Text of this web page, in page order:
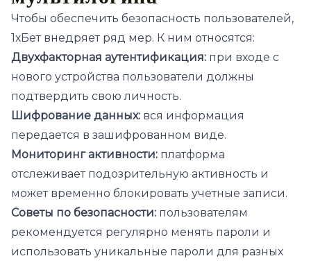
Чтобы обеспечить безопасность пользователей,
1хБет внедряет ряд мер. К ним относятся:
Двухфакторная аутентификация: при входе с
нового устройства пользователи должны
подтвердить свою личность.
Шифрование данных: вся информация
передается в зашифрованном виде.
Мониторинг активности: платформа
отслеживает подозрительную активность и
может временно блокировать учетные записи.
Советы по безопасности: пользователям
рекомендуется регулярно менять пароли и
использовать уникальные пароли для разных